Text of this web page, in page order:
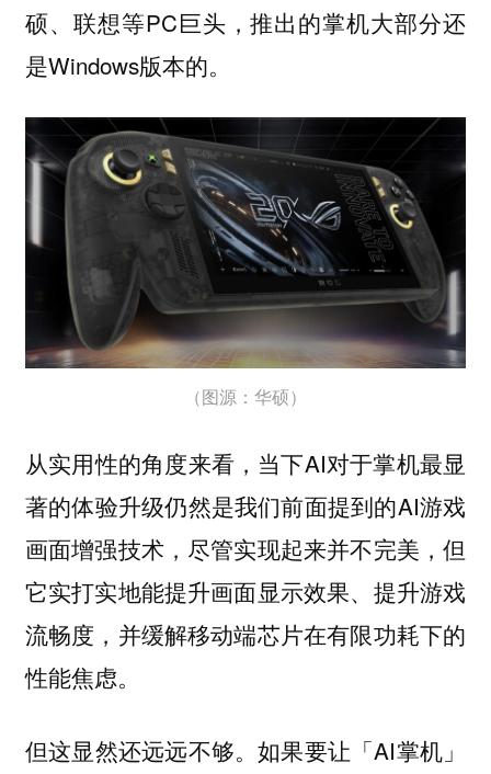
硕、联想等PC巨头，推出的掌机大部分还
是Windows版本的。
（图源：华硕）
从实用性的角度来看，当下AI对于掌机最显
著的体验升级仍然是我们前面提到的AI游戏
画面增强技术，尽管实现起来并不完美，但
它实打实地能提升画面显示效果、提升游戏
流畅度，并缓解移动端芯片在有限功耗下的
性能焦虑。
但这显然还远远不够。如果要让「AI掌机」